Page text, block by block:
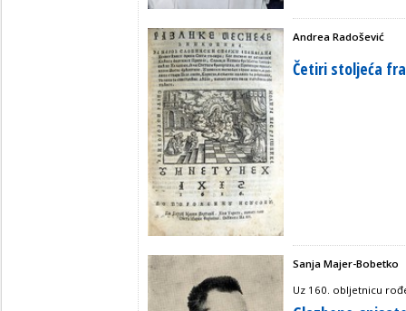
Andrea Radošević
Četiri stoljeća
Sanja Majer-Bobetko
Uz 160. obljetnicu